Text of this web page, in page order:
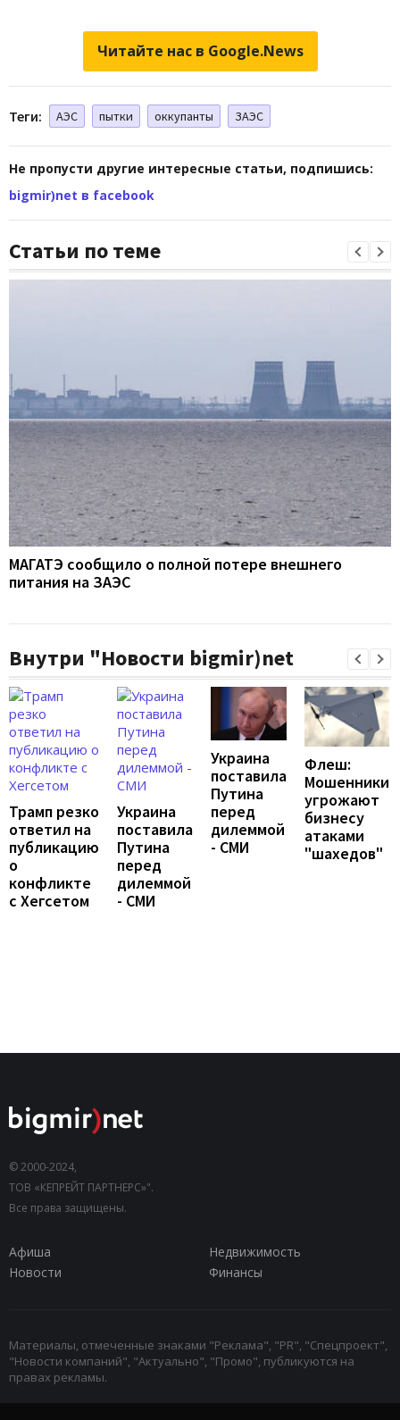
Читайте нас в Google.News
Теги: АЭС пытки оккупанты ЗАЭС
Не пропусти другие интересные статьи, подпишись:
bigmir)net в facebook
Статьи по теме
МАГАТЭ сообщило о полной потере внешнего
питания на ЗАЭС
Внутри "Новости bigmir)net
Трамп резко
ответил на
публикацию
о
конфликте
с Хегсетом
Украина
поставила
Путина
перед
дилеммой
- СМИ
Украина
поставила
Путина
перед
дилеммой
- СМИ
Флеш:
Мошенники
угрожают
бизнесу
атаками
"шахедов"
© 2000-2024,
ТОВ «КЕПРЕЙТ ПАРТНЕРС»".
Все права защищены.
Афиша
Недвижимость
Новости
Финансы
Материалы, отмеченные знаками "Реклама", "PR", "Спецпроект",
"Новости компаний", "Актуально", "Промо", публикуются на
правах рекламы.